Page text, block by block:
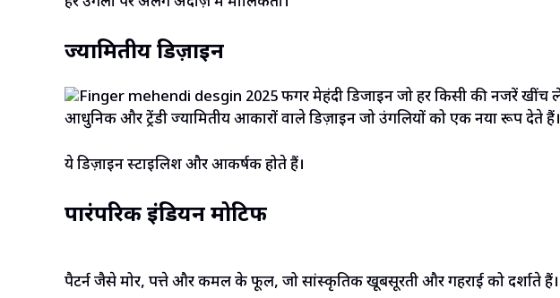
ज्यामितीय डिज़ाइन
आधुनिक और ट्रेंडी ज्यामितीय आकारों वाले डिज़ाइन जो उंगलियों को एक नया रूप देते हैं।
ये डिज़ाइन स्टाइलिश और आकर्षक होते हैं।
पारंपरिक इंडियन मोटिफ
पैटर्न जैसे मोर, पत्ते और कमल के फूल, जो सांस्कृतिक खूबसूरती और गहराई को दर्शाते हैं।